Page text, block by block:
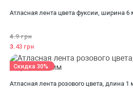
Атласная лента цвета фуксии, ширина
4.9 грн
3.43 грн
Атласная лента розового цвета, длина
Скидка 30%